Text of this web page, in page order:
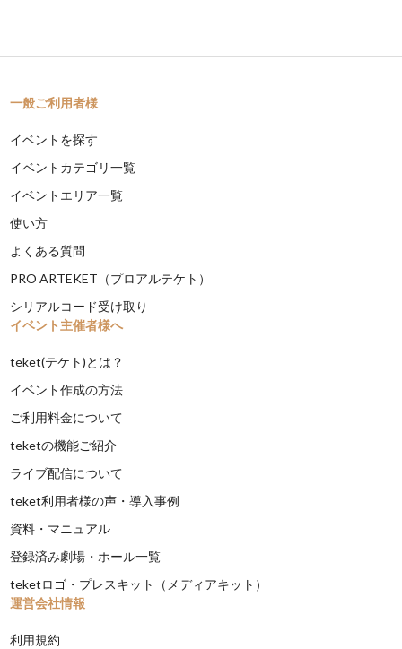
一般ご利用者様
イベントを探す
イベントカテゴリ一覧
イベントエリア一覧
使い方
よくある質問
PRO ARTEKET（プロアルテケト）
シリアルコード受け取り
イベント主催者様へ
teket(テケト)とは？
イベント作成の方法
ご利用料金について
teketの機能ご紹介
ライブ配信について
teket利用者様の声・導入事例
資料・マニュアル
登録済み劇場・ホール一覧
teketロゴ・プレスキット（メディアキット）
運営会社情報
利用規約